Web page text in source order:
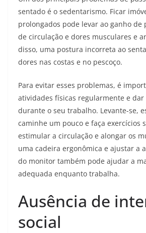
sentado é o sedentarismo. Ficar
prolongados pode levar ao ganho de
de circulação e dores musculares e
disso, uma postura incorreta ao
dores nas costas e no pescoço.
Para evitar esses problemas, é
atividades físicas regularmente e dar
durante o seu trabalho. Levante-se,
caminhe um pouco e faça exercícios
estimular a circulação e alongar os
uma cadeira ergonômica e ajustar a
do monitor também pode ajudar a
adequada enquanto trabalha.
Ausência de
social